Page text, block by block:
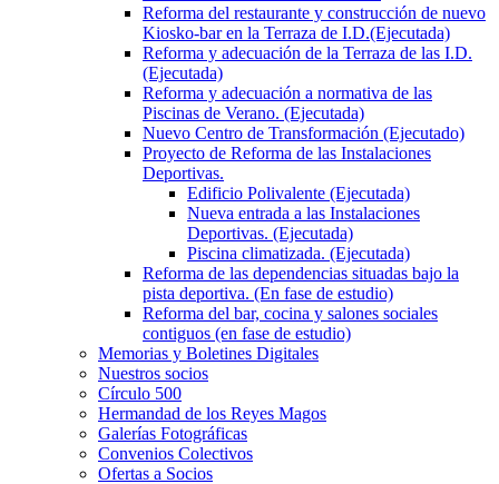
Reforma del restaurante y construcción de nuevo
Kiosko-bar en la Terraza de I.D.(Ejecutada)
Reforma y adecuación de la Terraza de las I.D.
(Ejecutada)
Reforma y adecuación a normativa de las
Piscinas de Verano. (Ejecutada)
Nuevo Centro de Transformación (Ejecutado)
Proyecto de Reforma de las Instalaciones
Deportivas.
Edificio Polivalente (Ejecutada)
Nueva entrada a las Instalaciones
Deportivas. (Ejecutada)
Piscina climatizada. (Ejecutada)
Reforma de las dependencias situadas bajo la
pista deportiva. (En fase de estudio)
Reforma del bar, cocina y salones sociales
contiguos (en fase de estudio)
Memorias y Boletines Digitales
Nuestros socios
Círculo 500
Hermandad de los Reyes Magos
Galerías Fotográficas
Convenios Colectivos
Ofertas a Socios